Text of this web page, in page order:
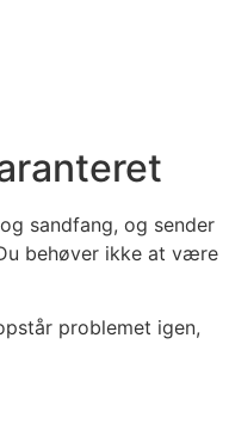
sandfang, og sender
behøver ikke at være
problemet igen,